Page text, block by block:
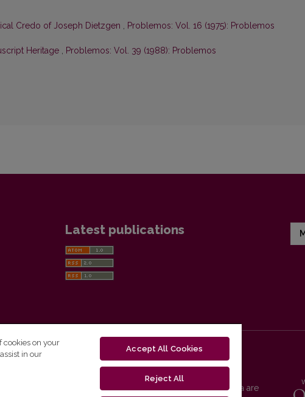
Credo of Joseph Dietzgen , Problemos: Vol. 16 (1975): Problemos
Heritage , Problemos: Vol. 39 (1988): Problemos
Latest publications
Vilnius University Press platform and metadata are
cookies on your
in our
Accept All Cookies
Reject All